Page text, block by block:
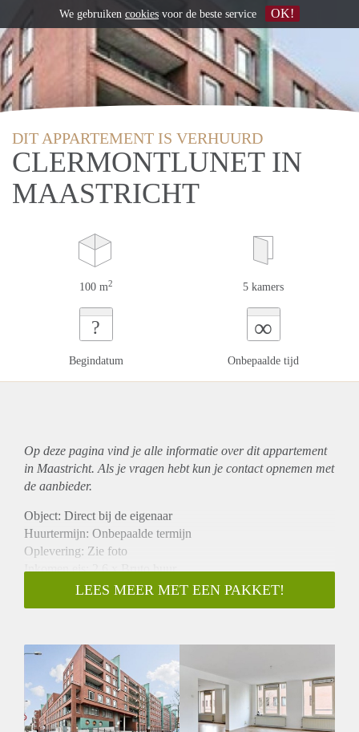
DIT APPARTEMENT IS VERHUURD
CLERMONTLUNET IN
MAASTRICHT
100 m2 5 kamers
?
Begindatum
∞
Onbepaalde tijd
Op deze pagina vind je alle informatie over ditappartement
in Maastricht. Als je vragen hebt kun je contact opnemen met
de aanbieder.
Object: Direct bij de eigenaar
Huurtermijn: Onbepaalde termijn
Oplevering: Zie foto
Inkomen eis: 2,6 x Bruto huur
Garantiestelling mogelijk: Ja
Borg: 1 Maand
Huisdieren toegestaan: Afhankelijk van de Eigenaar
Huurtoeslag grens: Nee
Geschikt voor studenten: Afhankelijk van de Eigenaar
LEES MEER MET EEN PAKKET!
We gebruiken cookies voor de beste service OK!